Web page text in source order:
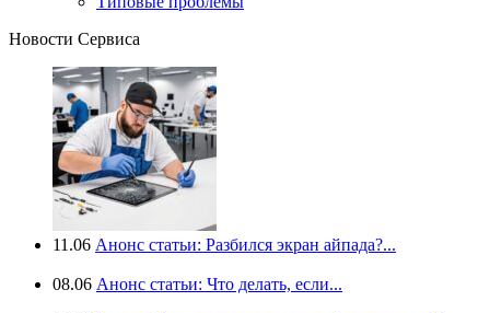
Новости Сервиса
11.06 Анонс статьи: Разбился экран айпада?...
08.06 Анонс статьи: Что делать, если...